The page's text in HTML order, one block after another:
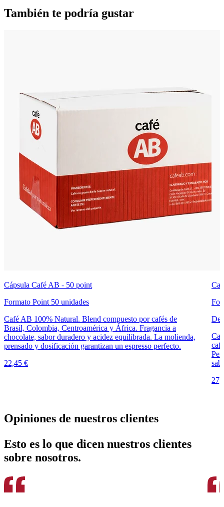
También te podría gustar
Cápsula Café AB - 50 point
Formato Point 50 unidades
Café AB 100% Natural. Blend compuesto por cafés de
Brasil, Colombia, Centroamérica y África. Fragancia a
chocolate, sabor duradero y acidez equilibrada. La molienda,
prensado y dosificación garantizan un espresso perfecto.
22,45 €
Opiniones de nuestros clientes
Esto es lo que dicen nuestros clientes
sobre nosotros.